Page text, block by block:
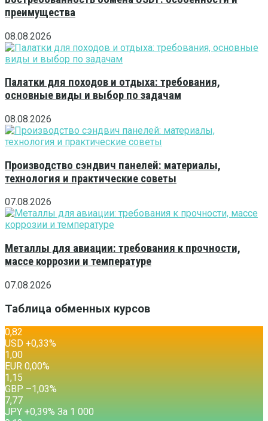
преимущества
08.08.2026
Палатки для походов и отдыха: требования,
основные виды и выбор по задачам
08.08.2026
Производство сэндвич панелей: материалы,
технология и практические советы
07.08.2026
Металлы для авиации: требования к прочности,
массе коррозии и температуре
07.08.2026
Таблица обменных курсов
0,82
USD +0,33%
1,00
EUR 0,00%
1,15
GBP –1,03%
7,77
JPY +0,39% За 1 000